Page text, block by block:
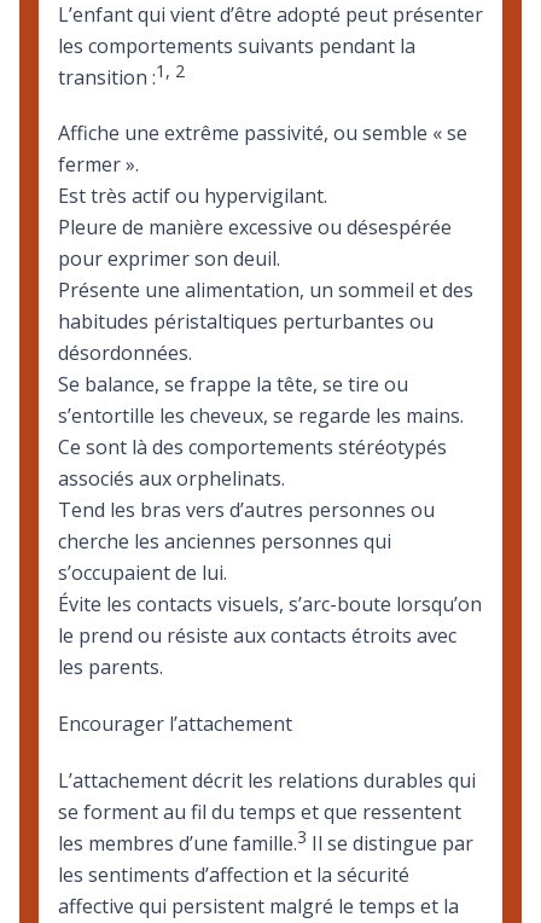
L’enfant qui vient d’être adopté peut présenter
les comportements suivants pendant la
transition :1 , 2
Affiche une extrême passivité, ou semble « se
fermer ».
Est très actif ou hypervigilant.
Pleure de manière excessive ou désespérée
pour exprimer son deuil.
Présente une alimentation, un sommeil et des
habitudes péristaltiques perturbantes ou
désordonnées.
Se balance, se frappe la tête, se tire ou
s’entortille les cheveux, se regarde les mains.
Ce sont là des comportements stéréotypés
associés aux orphelinats.
Tend les bras vers d’autres personnes ou
cherche les anciennes personnes qui
s’occupaient de lui.
Évite les contacts visuels, s’arc-boute lorsqu’on
le prend ou résiste aux contacts étroits avec
les parents.
Encourager l’attachement
L’attachement décrit les relations durables qui
se forment au fil du temps et que ressentent
les membres d’une famille.3 Il se distingue par
les sentiments d’affection et la sécurité
affective qui persistent malgré le temps et la